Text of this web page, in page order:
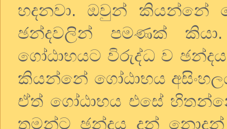
හදනවා. ඔවුන් කියන්නේ
ඡන්දවලින් පමණක්
ගෝඨාභයට විරුද්ධ ව
කියන්නේ ගෝඨාභය
ඒත් ගෝඨාභය එසේ
තමන්ට ඡන්දය දුන්